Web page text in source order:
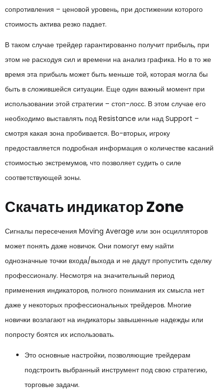
сопротивления – ценовой уровень, при достижении которого
стоимость актива резко падает.
В таком случае трейдер гарантированно получит прибыль, при
этом не расходуя сил и времени на анализ графика. Но в то же
время эта прибыль может быть меньше той, которая могла бы
быть в сложившейся ситуации. Еще один важный момент при
использовании этой стратегии – стоп-лосс. В этом случае его
необходимо выставлять под Resistance или над Support –
смотря какая зона пробивается. Во-вторых, игроку
предоставляется подробная информация о количестве касаний
стоимостью экстремумов, что позволяет судить о силе
соответствующей зоны.
Скачать индикатор Zone
Сигналы пересечения Moving Average или зон осцилляторов
может понять даже новичок. Они помогут ему найти
однозначные точки входа/выхода и не дадут пропустить сделку
профессионалу. Несмотря на значительный период
применения индикаторов, полного понимания их смысла нет
даже у некоторых профессиональных трейдеров. Многие
новички возлагают на индикаторы завышенные надежды или
попросту боятся их использовать.
Это основные настройки, позволяющие трейдерам
подстроить выбранный инструмент под свою стратегию,
торговые задачи.